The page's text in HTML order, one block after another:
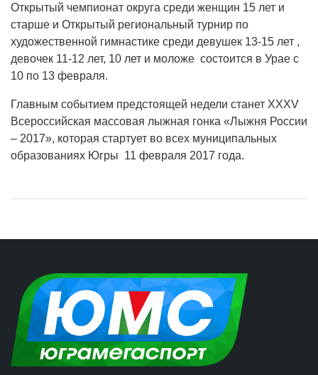
Открытый чемпионат округа среди женщин 15 лет и
старше и Открытый региональный турнир по
художественной гимнастике среди девушек 13-15 лет ,
девочек 11-12 лет, 10 лет и моложе состоится в Урае с
10 по 13 февраля.
Главным событием предстоящей недели станет XXXV
Всероссийская массовая лыжная гонка «Лыжня России
– 2017», которая стартует во всех муниципальных
образованиях Югры 11 февраля 2017 года.